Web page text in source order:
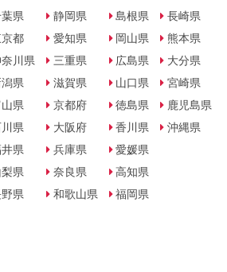
県
都
川県
潟県
県
県
県
梨県
県
静岡県
愛知県
三重県
滋賀県
京都府
大阪府
兵庫県
奈良県
和歌山県
島根県
岡山県
広島県
山口県
徳島県
香川県
愛媛県
高知県
福岡県
長崎県
熊本県
大分県
宮崎県
鹿児島県
沖縄県